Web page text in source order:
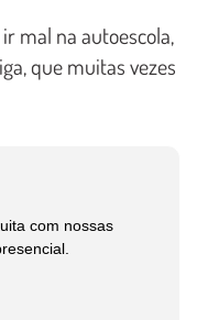
mal na autoescola,
que muitas vezes
com nossas